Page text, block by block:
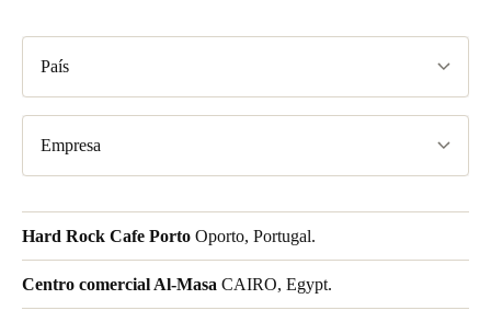
País
Empresa
Hard Rock Cafe Porto Oporto, Portugal.
Centro comercial Al-Masa CAIRO, Egypt.